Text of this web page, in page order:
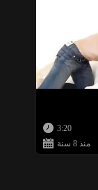
3:20
منذ 8 سنة